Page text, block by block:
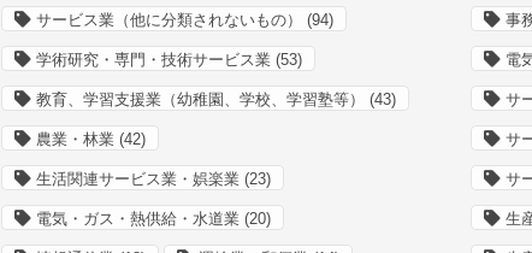
サービス業（他に分類されないもの） (94)
学術研究・専門・技術サービス業 (53)
教育、学習支援業（幼稚園、学校、学習塾等） (43)
農業・林業 (42)
生活関連サービス業・娯楽業 (23)
電気・ガス・熱供給・水道業 (20)
事
電
サ
サ
サ
生